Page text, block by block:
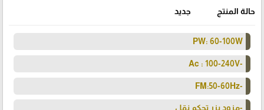
حالة المنتج جديد
PW: 60-100W
-Ac : 100-240V
-FM:50-60Hz
-مزود بزر تحكم نقل